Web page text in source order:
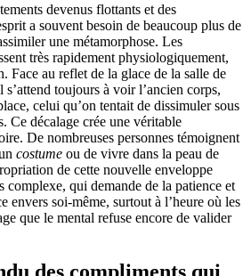
devenus flottants et des
a souvent besoin de beaucoup plus de
une métamorphose. Les
très rapidement physiologiquement,
Face au reflet de la glace de la salle de
toujours à voir l’ancien corps,
celui qu’on tentait de dissimuler sous
Ce décalage crée une véritable
De nombreuses personnes témoignent
costume ou de vivre dans la peau de
de cette nouvelle enveloppe
complexe, qui demande de la patience et
envers soi-même, surtout à l’heure où les
que le mental refuse encore de valider
des compliments qui